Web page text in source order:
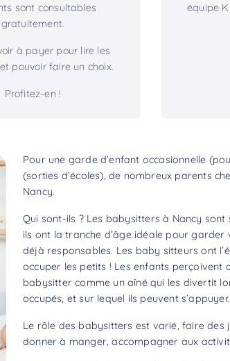
sont consultables
gratuitement.
à payer pour lire les
pouvoir faire un choix.
Profitez-en !
équipe
Pour une garde d’enfant occasionnelle
(sorties d’écoles), de nombreux parents
Nancy.
Qui sont-ils ? Les babysitters à Nancy sont
ils ont la tranche d’âge idéale pour garder
déjà responsables. Les baby sitteurs ont
occuper les petits ! Les enfants perçoivent
babysitter comme un aîné qui les divertit
occupés, et sur lequel ils peuvent s’appuyer.
Le rôle des babysitters est varié, faire des
donner à manger, accompagner aux